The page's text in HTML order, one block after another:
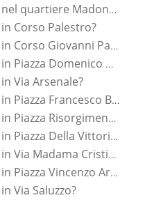
Vendere o Affittare nel quartiere Madonna Del Pilone?
Corso Palestro?
Vendere o Affittare in Corso Giovanni Pascoli?
Vendere o Affittare in Piazza Domenico Cimarosa?
Via Arsenale?
Vendere o Affittare in Piazza Francesco Borromini?
Vendere o Affittare in Piazza Risorgimento?
Vendere o Affittare in Piazza Della Vittoria?
Vendere o Affittare in Via Madama Cristina?
Vendere o Affittare in Piazza Vincenzo Arbarello?
Via Saluzzo?